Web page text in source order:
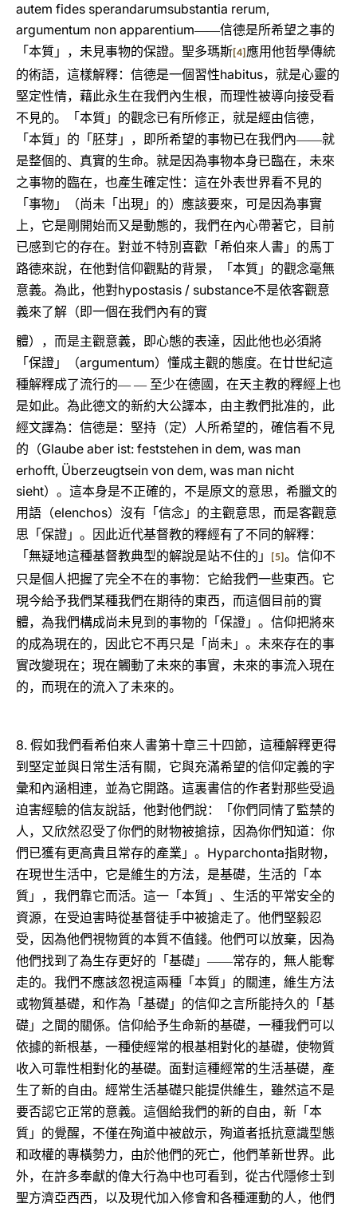
autem fides sperandarumsubstantia rerum,
argumentum non apparentium――信德是所希望之事的
「本質」，未見事物的保證。聖多瑪斯[4] 應用他哲學傳統
的術語，這樣解釋：信德是一個習性habitus，就是心靈的
堅定性情，藉此永生在我們內生根，而理性被導向接受看
不見的。「本質」的觀念已有所修正，就是經由信德，
「本質」的「胚芽」，即所希望的事物已在我們內――就
是整個的、真實的生命。就是因為事物本身已臨在，未來
之事物的臨在，也產生確定性：這在外表世界看不見的
「事物」（尚未「出現」的）應該要來，可是因為事實
上，它是剛開始而又是動態的，我們在內心帶著它，目前
已感到它的存在。對並不特別喜歡「希伯來人書」的馬丁
路德來說，在他對信仰觀點的背景，「本質」的觀念毫無
意義。為此，他對hypostasis / substance不是依客觀意
義來了解（即一個在我們內有的實
體），而是主觀意義，即心態的表達，因此他也必須將
「保證」（argumentum）懂成主觀的態度。在廿世紀這
種解釋成了流行的― ― 至少在德國，在天主教的釋經上也
是如此。為此德文的新約大公譯本，由主教們批准的，此
經文譯為：信德是：堅持（定）人所希望的，確信看不見
的（Glaube aber ist: feststehen in dem, was man
erhofft, Überzeugtsein von dem, was man nicht
sieht）。這本身是不正確的，不是原文的意思，希臘文的
用語（elenchos）沒有「信念」的主觀意思，而是客觀意
思「保證」。因此近代基督教的釋經有了不同的解釋：
「無疑地這種基督教典型的解說是站不住的」
[5] 。信仰不
只是個人把握了完全不在的事物：它給我們一些東西。它
現今給予我們某種我們在期待的東西，而這個目前的實
體，為我們構成尚未見到的事物的「保證」。信仰把將來
的成為現在的，因此它不再只是「尚未」。未來存在的事
實改變現在；現在觸動了未來的事實，未來的事流入現在
的，而現在的流入了未來的。
8. 假如我們看希伯來人書第十章三十四節，這種解釋更得
到堅定並與日常生活有關，它與充滿希望的信仰定義的字
彙和內涵相連，並為它開路。這裏書信的作者對那些受過
迫害經驗的信友說話，他對他們說：「你們同情了監禁的
人，又欣然忍受了你們的財物被搶掠，因為你們知道：你
們已獲有更高貴且常存的產業」。 Hyparchonta指財物，
在現世生活中，它是維生的方法，是基礎，生活的「本
質」，我們靠它而活。這一「本質」、生活的平常安全的
資源，在受迫害時從基督徒手中被搶走了。他們堅毅忍
受，因為他們視物質的本質不值錢。他們可以放棄，因為
他們找到了為生存更好的「基礎」――常存的，無人能奪
走的。我們不應該忽視這兩種「本質」的關連，維生方法
或物質基礎，和作為「基礎」的信仰之言所能持久的「基
礎」之間的關係。信仰給予生命新的基礎，一種我們可以
依據的新根基，一種使經常的根基相對化的基礎，使物質
收入可靠性相對化的基礎。面對這種經常的生活基礎，產
生了新的自由。經常生活基礎只能提供維生，雖然這不是
要否認它正常的意義。這個給我們的新的自由，新「本
質」的覺醒，不僅在殉道中被啟示，殉道者抵抗意識型態
和政權的專橫勢力，由於他們的死亡，他們革新世界。此
外，在許多奉獻的偉大行為中也可看到，從古代隱修士到
聖方濟亞西西，以及現代加入修會和各種運動的人，他們